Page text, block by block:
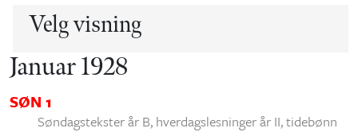
Velg visning
Januar 1928
SØN 1
Søndagstekster år B, hverdagslesninger år II, tidebønn